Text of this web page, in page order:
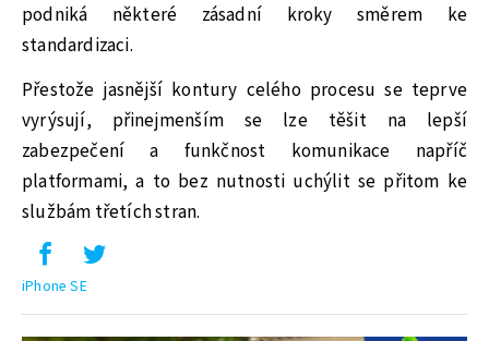
podniká některé zásadní kroky směrem ke
standardizaci.
Přestože jasnější kontury celého procesu se teprve
vyrýsují, přinejmenším se lze těšit na lepší
zabezpečení a funkčnost komunikace napříč
platformami, a to bez nutnosti uchýlit se přitom ke
službám třetích stran.
iPhone SE